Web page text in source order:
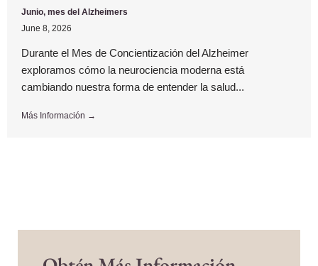
Junio, mes del Alzheimers
June 8, 2026
Durante el Mes de Concientización del Alzheimer
exploramos cómo la neurociencia moderna está
cambiando nuestra forma de entender la salud...
Más Información →